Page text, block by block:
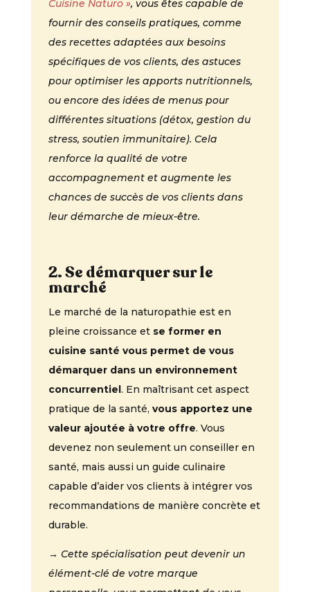
Cuisine Naturo », vous êtes capable de
fournir des conseils pratiques, comme
des recettes adaptées aux besoins
spécifiques de vos clients, des astuces
pour optimiser les apports nutritionnels,
ou encore des idées de menus pour
différentes situations (détox, gestion du
stress, soutien immunitaire). Cela
renforce la qualité de votre
accompagnement et augmente les
chances de succès de vos clients dans
leur démarche de mieux-être.
2. Se démarquer sur le
marché
Le marché de la naturopathie est en
pleine croissance et se former en
cuisine santé vous permet de vous
démarquer dans un environnement
concurrentiel. En maîtrisant cet aspect
pratique de la santé, vous apportez une
valeur ajoutée à votre offre. Vous
devenez non seulement un conseiller en
santé, mais aussi un guide culinaire
capable d’aider vos clients à intégrer vos
recommandations de manière concrète et
durable.
→ Cette spécialisation peut devenir un
élément-clé de votre marque